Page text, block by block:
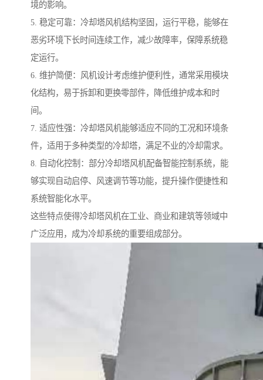
境的影响。
5. 稳定可靠：冷却塔风机结构坚固，运行平稳，能够在
恶劣环境下长时间连续工作，减少故障率，保障系统稳
定运行。
6. 维护简便：风机设计考虑维护便利性，通常采用模块
化结构，易于拆卸和更换零部件，降低维护成本和时
间。
7. 适应性强：冷却塔风机能够适应不同的工况和环境条
件，适用于多种类型的冷却塔，满足不业的冷却需求。
8. 自动化控制：部分冷却塔风机配备智能控制系统，能
够实现自动启停、风速调节等功能，提升操作便捷性和
系统智能化水平。
这些特点使得冷却塔风机在工业、商业和建筑等领域中
广泛应用，成为冷却系统的重要组成部分。